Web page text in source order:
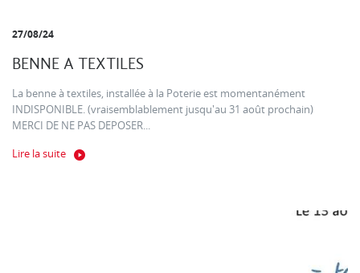
27/08/24
BENNE A TEXTILES
La benne à textiles, installée à la Poterie est momentanément
INDISPONIBLE. (vraisemblablement jusqu'au 31 août prochain)
MERCI DE NE PAS DEPOSER...
Lire la suite